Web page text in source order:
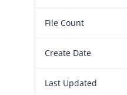
File Count
Create Date
Last Updated